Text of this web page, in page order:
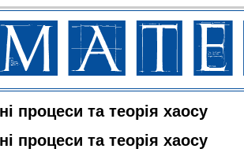
процеси та теорія хаосу
процеси та теорія хаосу